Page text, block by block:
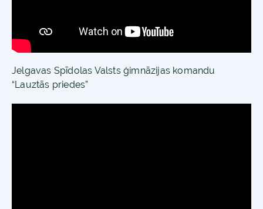
Jelgavas Spīdolas Valsts ģimnāzijas komandu
“Lauztās priedes”